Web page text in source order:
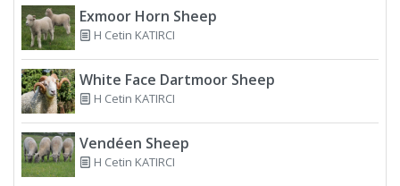
Exmoor Horn Sheep
H Cetin KATIRCI
White Face Dartmoor Sheep
H Cetin KATIRCI
Vendéen Sheep
H Cetin KATIRCI